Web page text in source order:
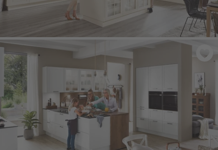
SYLT 849 - Magnolia, matowa